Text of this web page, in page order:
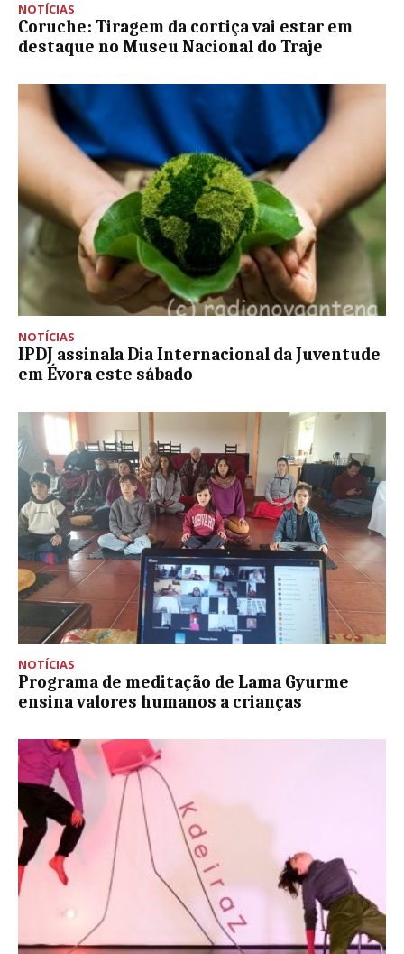
NOTÍCIAS
Coruche: Tiragem da cortiça vai estar em
destaque no Museu Nacional do Traje
NOTÍCIAS
IPDJ assinala Dia Internacional da Juventude
em Évora este sábado
NOTÍCIAS
Programa de meditação de Lama Gyurme
ensina valores humanos a crianças